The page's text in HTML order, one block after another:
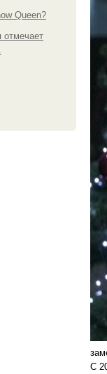
Queen?
отмечает
С